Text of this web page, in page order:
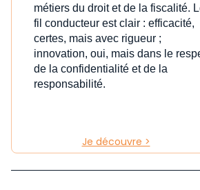
métiers du droit et de la fiscalité.
fil conducteur est clair : efficacité,
certes, mais avec rigueur ;
innovation, oui, mais dans le
de la confidentialité et de la
responsabilité.
Je découvre >